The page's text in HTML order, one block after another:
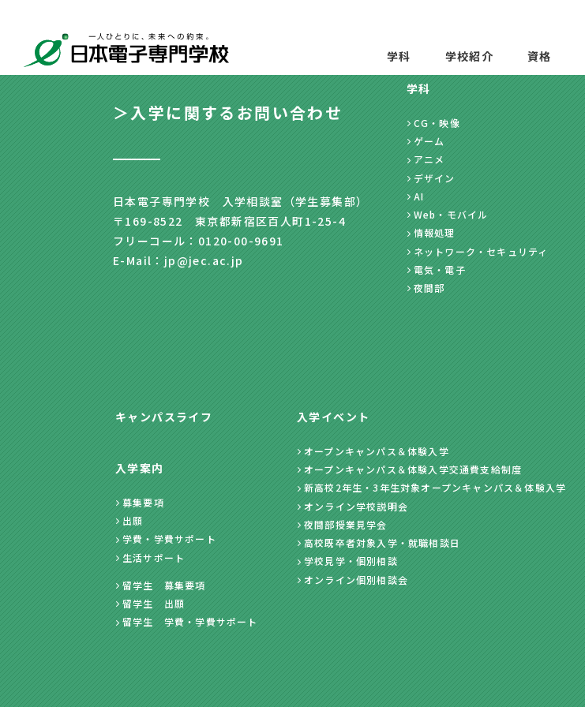
学科 学校紹介 資格
＞入学に関するお問い合わせ
日本電子専門学校 入学相談室（学生募集部）
〒169-8522 東京都新宿区百人町1-25-4
フリーコール：0120-00-9691
E-Mail：jp@jec.ac.jp
学科
CG・映像
ゲーム
アニメ
デザイン
AI
Web・モバイル
情報処理
ネットワーク・セキュリティ
電気・電子
夜間部
キャンパスライフ
入学案内
募集要項
出願
学費・学費サポート
生活サポート
留学生 募集要項
留学生 出願
留学生 学費・学費サポート
入学イベント
オープンキャンパス＆体験入学
オープンキャンパス＆体験入学交通費支給制度
新高校2年生・3年生対象オープンキャンパス＆体験入学
オンライン学校説明会
夜間部授業見学会
高校既卒者対象入学・就職相談日
学校見学・個別相談
オンライン個別相談会